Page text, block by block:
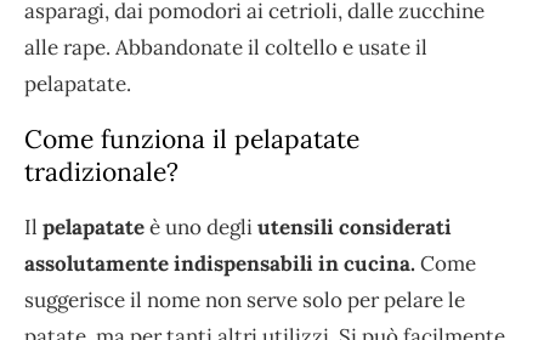
asparagi, dai pomodori ai cetrioli, dalle zucchine
alle rape. Abbandonate il coltello e usate il
pelapatate.
Come funziona il pelapatate
tradizionale?
Il pelapatateè uno degliutensili considerati
assolutamente indispensabili in cucina. Come
suggerisce il nome non serve solo per pelare le